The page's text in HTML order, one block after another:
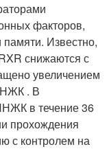
факторов,
Известно,
снижаются с
увеличением
. В
в течение 36
прохождения
с контролем на